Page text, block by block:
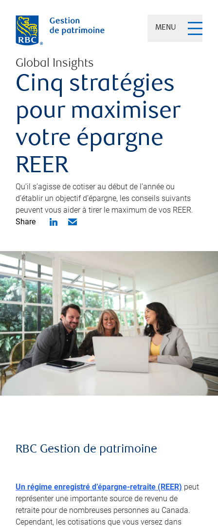
MENU
Global Insights
Cinq stratégies
pour maximiser
votre épargne
REER
Qu’il s’agisse de cotiser au début de l’année ou
d’établir un objectif d’épargne, les conseils suivants
peuvent vous aider à tirer le maximum de vos REER.
Share
RBC Gestion de patrimoine
Un régime enregistré d’épargne-retraite (REER) peut
représenter une importante source de revenu de
retraite pour de nombreuses personnes au Canada.
Cependant, les cotisations que vous versez dans